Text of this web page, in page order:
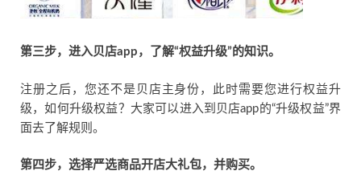
第三步，进入贝店app，了解“权益升级”的知识。
注册之后，您还不是贝店主身份，此时需要您进行权益升
级，如何升级权益？大家可以进入到贝店app的“升级权益”界
面去了解规则。
第四步，选择严选商品开店大礼包，并购买。